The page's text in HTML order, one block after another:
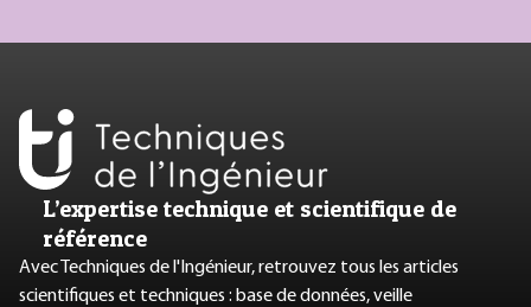
L’expertise technique et scientifique de
référence
Avec Techniques de l'Ingénieur, retrouvez tous les articles
scientifiques et techniques : base de données, veille